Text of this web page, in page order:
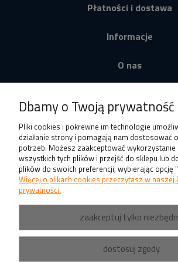
Płatności i dostawa
Informacje
O nas
Dbamy o Twoją prywatność
Pliki cookies i pokrewne im technologie
działanie strony i pomagają nam dostosować
potrzeb. Możesz zaakceptować wykorzystanie
wszystkich tych plików i przejść do sklepu lub
plików do swoich preferencji, wybierając opcję
Więcej o plikach cookies przeczytasz w naszej
prywatności.
zaakceptuj tylko
dostosuj zgody